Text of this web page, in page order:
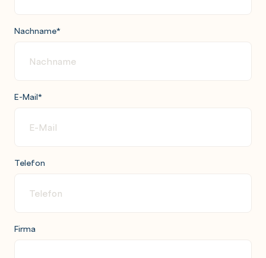
Nachname*
E-Mail*
Telefon
Firma